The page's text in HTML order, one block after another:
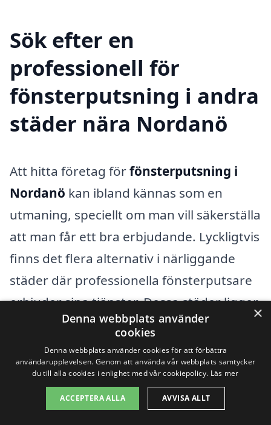
Sök efter en
professionell för
fönsterputsning i andra
städer nära Nordanö
Att hitta företag förfönsterputsning i
Nordanö kan ibland kännas som en
utmaning, speciellt om man vill säkerställa
att man får ett bra erbjudande. Lyckligtvis
finns det flera alternativ i närliggande
städer där professionella fönsterputsare
erbjuder sina tjänster. Dessa städer ligger
inom kort avstånd och kan ge dig
möjligheten att få snabba offertar och
hjälp med fönsterputsning.
Här är några städer i närheten av
×
Denna webbplats använder
cookies
Denna webbplats använder cookies för att förbättra
användarupplevelsen. Genom att använda vår webbplats samtycker
du till alla cookies i enlighet med vår cookiepolicy. Läs mer
ACCEPTERA ALLA AVVISA ALLT